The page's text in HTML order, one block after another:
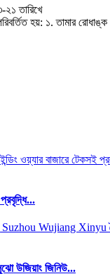
তারিখে
হয়: ১. তামার
উজিয়াং জিনিউ...